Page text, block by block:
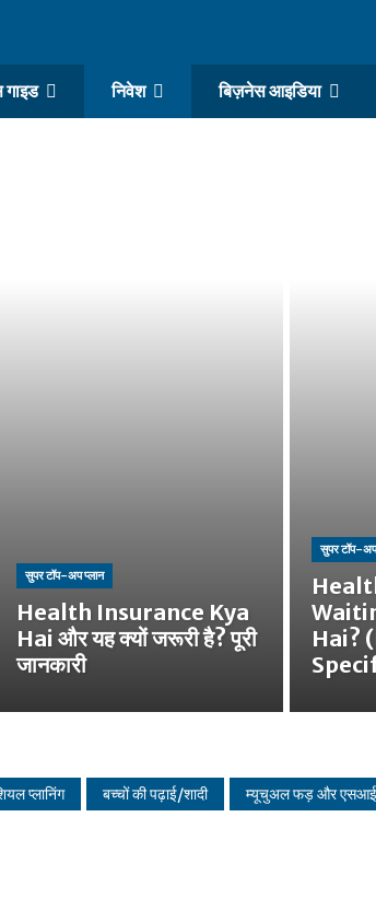
गाइड निवेश बिज़नेस आइडिया
सुपर टॉप-अप प्लान
Health Insurance Kya
Hai और यह क्यों जरूरी है? पूरी
जानकारी
सुपर टॉप-अप
Hai?
प्लानिंग बच्चों की पढ़ाई/शादी म्यूचुअल फड़ और